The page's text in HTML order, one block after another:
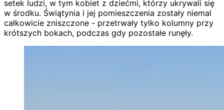
setek ludzi, w tym kobiet z dziećmi, którzy ukrywali się
w środku. Świątynia i jej pomieszczenia zostały niemal
całkowicie zniszczone - przetrwały tylko kolumny przy
krótszych bokach, podczas gdy pozostałe runęły.